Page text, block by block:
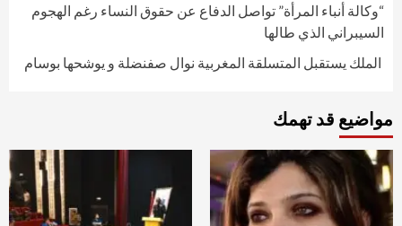
“وكالة أنباء المرأة” تواصل الدفاع عن حقوق النساء رغم الهجوم
السيبراني الذي طالها
الملك يستقبل المتسلقة المغربية نوال صفنضلة و يوشحها بوسام
مواضيع قد تهمك